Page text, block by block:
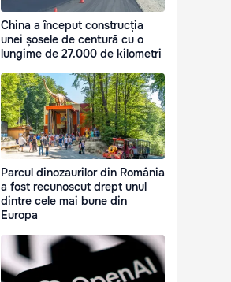
China a început construcția
unei șosele de centură cu o
lungime de 27.000 de kilometri
Parcul dinozaurilor din România
a fost recunoscut drept unul
dintre cele mai bune din
Europa